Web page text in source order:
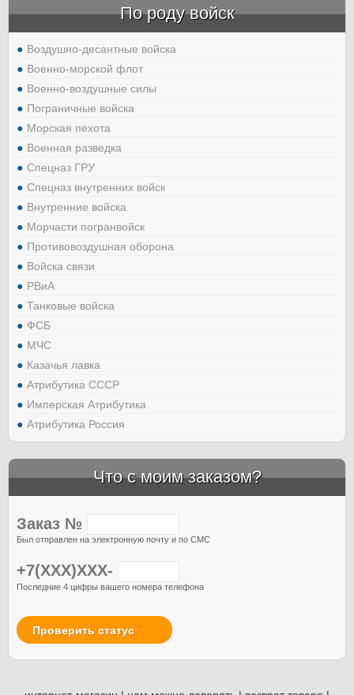
По роду войск
Воздушно-десантные войска
Военно-морской флот
Военно-воздушные силы
Пограничные войска
Морская пехота
Военная разведка
Спецназ ГРУ
Спецназ внутренних войск
Внутренние войска
Морчасти погранвойск
Противовоздушная оборона
Войска связи
РВиА
Танковые войска
ФСБ
МЧС
Казачья лавка
Атрибутика СССР
Имперская Атрибутика
Атрибутика Россия
Что с моим заказом?
Заказ №
Был отправлен на электронную почту и по СМС
+7(XXX)XXX-
Последние 4 цифры вашего номера телефона
Проверить статус